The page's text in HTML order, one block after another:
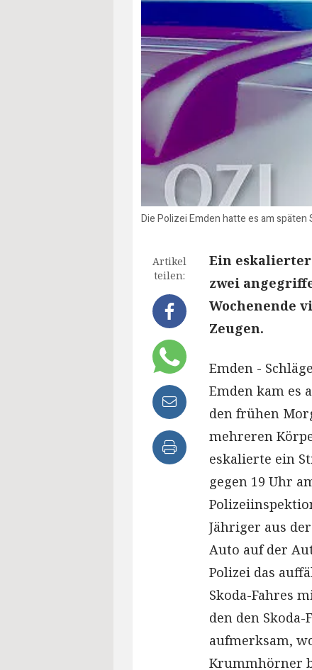
Die Polizei Emden hatte es am
Artikel
teilen:
Ein
zwei
Wochenende
Zeugen.
Emden -
Emden kam es
den frühen
mehreren
eskalierte ein
gegen 19 Uhr
Jähriger aus
Auto auf der
Polizei das
Skoda-Fahres
den den
aufmerksam,
Krummhörner